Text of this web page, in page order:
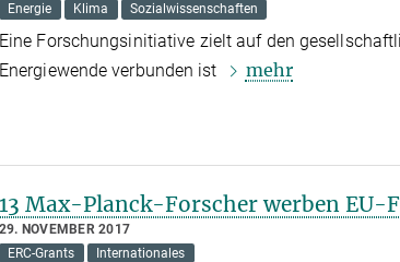
Energie
Klima Sozialwissenschaften
Eine Forschungsinitiative zielt auf den
Energiewende verbunden ist
mehr
13 Max-Planck-Forscher werben EU-
29. NOVEMBER 2017
ERC-Grants
Internationales